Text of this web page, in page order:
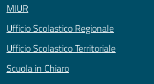
MIUR
Ufficio Scolastico Regionale
Ufficio Scolastico Territoriale
Scuola in Chiaro